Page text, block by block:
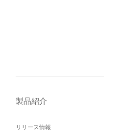
製品紹介
リリース情報